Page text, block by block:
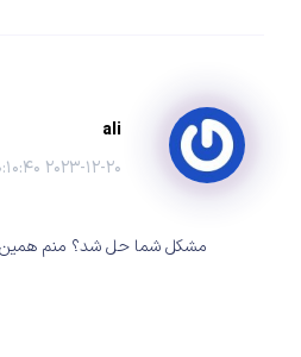
ali
۲۰۲۳-۱۲-۲۰ ۱۰:۱۰:۴۰
مشکل شما حل شد؟ منم همین